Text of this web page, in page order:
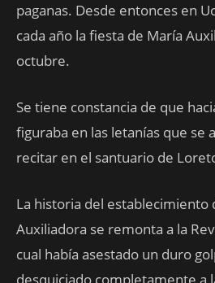
paganas. Desde entonces en
cada año la fiesta de María
octubre.
Se tiene constancia de que
figuraba en las letanías que se
recitar en el santuario de
La historia del establecimiento
Auxiliadora se remonta a la
cual había asestado un duro